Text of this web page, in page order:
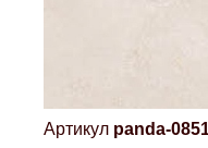
Артикул panda-